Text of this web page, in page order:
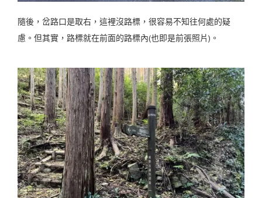
隨後，岔路口是取右，這裡沒路標，很容易不知往何處的疑
慮。但其實，路標就在前面的路標內(也即是前張照片)。